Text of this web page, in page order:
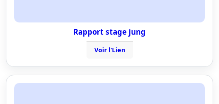
Rapport stage jung
Voir l'Lien